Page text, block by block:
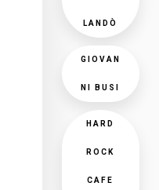
LANDÒ
GIOVAN
NI BUSI
HARD
ROCK
CAFE